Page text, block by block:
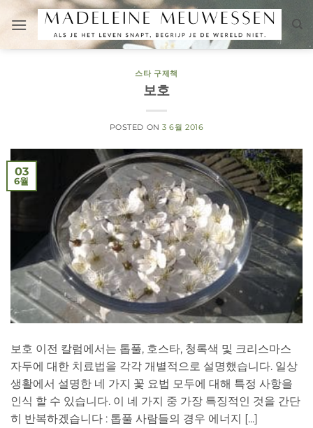
content
스타 구제책
보호
POSTED ON3 6월 2016
03
6월
보호 이전 칼럼에서는 톱풀, 호스타, 청록색 및 크리스마스
자두에 대한 치료법을 각각 개별적으로 설명했습니다. 일상
생활에서 설명한 네 가지 꽃 요법 모두에 대해 특정 사항을
인식 할 수 있습니다. 이 네 가지 중 가장 특징적인 것을 간단
히 반복하겠습니다 : 톱풀 사람들의 경우 에너지 [...]